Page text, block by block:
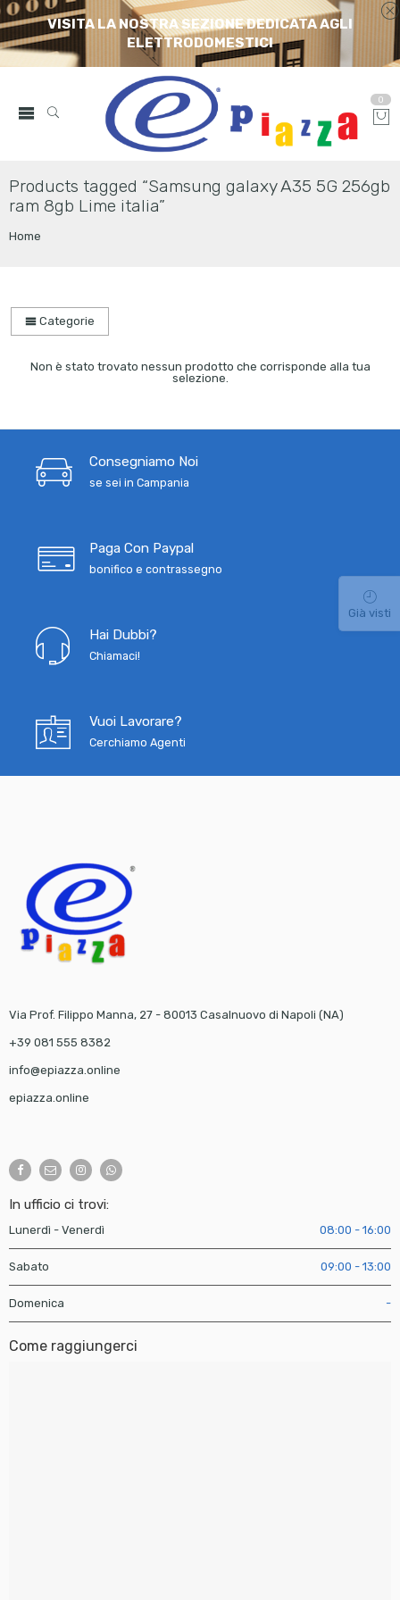
VISITA LA NOSTRA SEZIONE DEDICATA AGLI
ELETTRODOMESTICI
0
Products tagged “Samsung galaxy A35 5G 256gb
ram 8gb Lime italia”
Home
Categorie
Non è stato trovato nessun prodotto che corrisponde alla tua
selezione.
Consegniamo Noi
se sei in Campania
Paga Con Paypal
bonifico e contrassegno
Hai Dubbi?
Chiamaci!
Vuoi Lavorare?
Cerchiamo Agenti
Via Prof. Filippo Manna, 27 - 80013 Casalnuovo di Napoli (NA)
+39 081 555 8382
info@epiazza.online
epiazza.online
In ufficio ci trovi:
Lunerdì - Venerdì 08:00 - 16:00
Sabato 09:00 - 13:00
Domenica -
Come raggiungerci
Già visti